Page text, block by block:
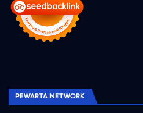
PEWARTA NETWORK